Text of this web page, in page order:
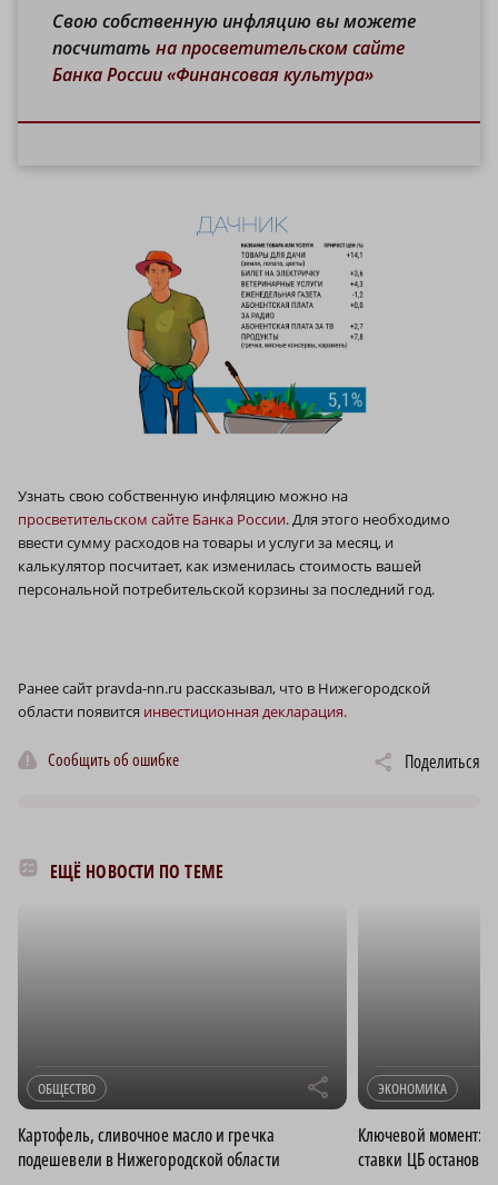
Свою собственную инфляцию вы можете
посчитатьна просветительском сайте
Банка России «Финансовая культура»
Узнать свою собственную инфляцию можно на
просветительском сайте Банка России. Для этого необходимо
ввести сумму расходов на товары и услуги за месяц, и
калькулятор посчитает, как изменилась стоимость вашей
персональной потребительской корзины за последний год.
ЕЩЁ НОВОСТИ ПО ТЕМЕ